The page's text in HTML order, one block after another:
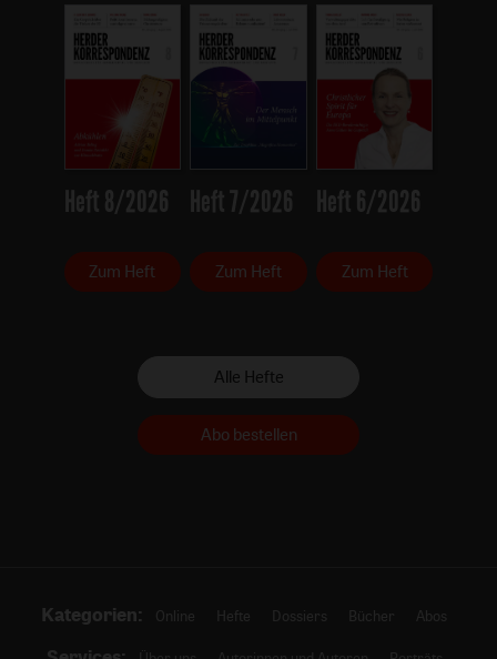
Heft 8/2026
Zum Heft
Heft 7/2026
Zum Heft
Heft 6/2026
Zum Heft
Alle Hefte
Abo bestellen
Kategorien: Online Hefte Dossiers Bücher Abos